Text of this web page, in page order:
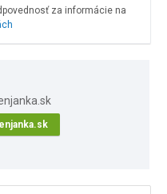
za informácie na